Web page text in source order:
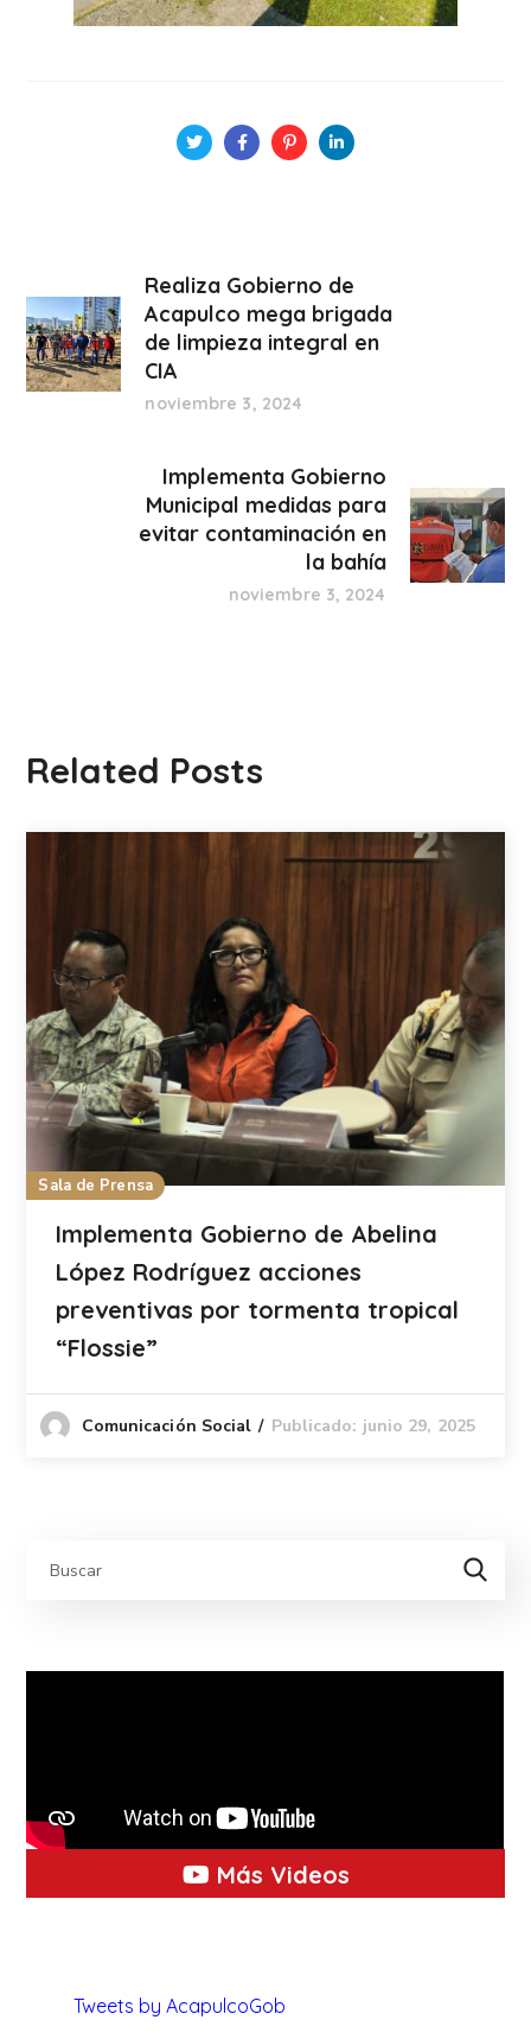
Realiza Gobierno de
Acapulco mega brigada
de limpieza integral en
CIA
noviembre 3, 2024
Implementa Gobierno
Municipal medidas para
evitar contaminación en
la bahía
noviembre 3, 2024
Related Posts
Sala de Prensa
Implementa Gobierno de Abelina
López Rodríguez acciones
preventivas por tormenta tropical
“Flossie”
Comunicación Social Publicado: junio 29, 2025
Más Videos
Tweets by AcapulcoGob